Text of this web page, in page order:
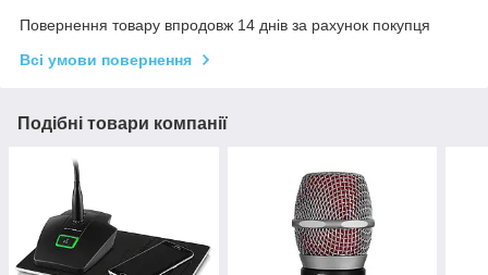
Повернення товару впродовж 14 днів за рахунок покупця
Всі умови повернення
Подібні товари компанії